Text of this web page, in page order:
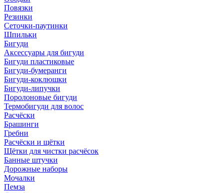
Повязки
Резинки
Сеточки-паутинки
Шпильки
Бигуди
Аксессуары для бигуди
Бигуди пластиковые
Бигуди-бумеранги
Бигуди-коклюшки
Бигуди-липучки
Поролоновые бигуди
Термобигуди для волос
Расчёски
Брашинги
Гребни
Расчёски и щётки
Щётки для чистки расчёсок
Банные штучки
Дорожные наборы
Мочалки
Пемза